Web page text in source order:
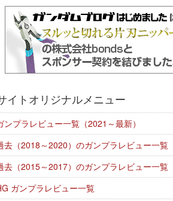
イトオリジナルメニュー
ンプラレビュー一覧（2021～最新）
去（2018～2020）のガンプラレビュー一覧
去（2015～2017）のガンプラレビュー一覧
ガンプラレビュー一覧